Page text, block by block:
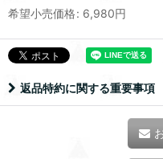
希望小売価格: 6,980円
返品特約に関する重要事項